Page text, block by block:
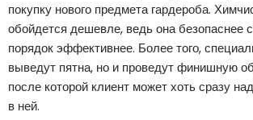
покупку нового предмета гардероба.
обойдется дешевле, ведь она безопаснее
порядок эффективнее. Более того,
выведут пятна, но и проведут финишную
после которой клиент может хоть сразу
в ней.